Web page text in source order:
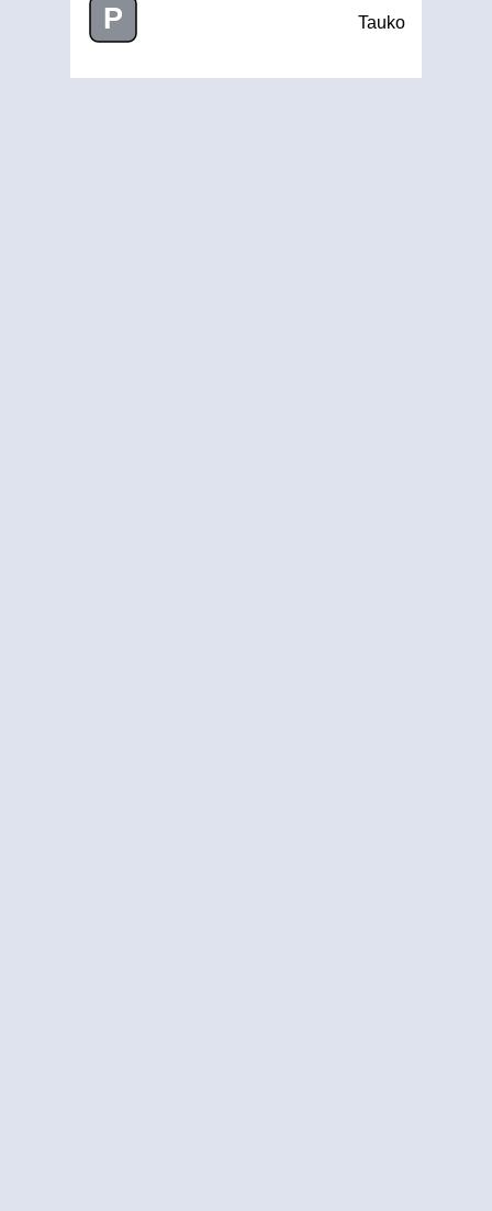
P Tauko